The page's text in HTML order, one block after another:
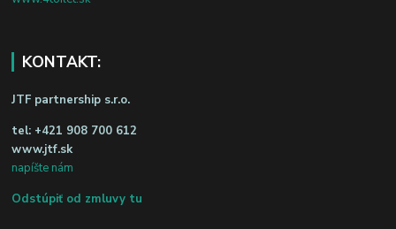
KONTAKT:
JTF partnership s.r.o.
tel: +421 908 700 612
www.jtf.sk
napíšte nám
Odstúpiť od zmluvy tu